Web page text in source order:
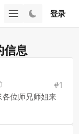
登录
信息
#1
位师兄师姐来